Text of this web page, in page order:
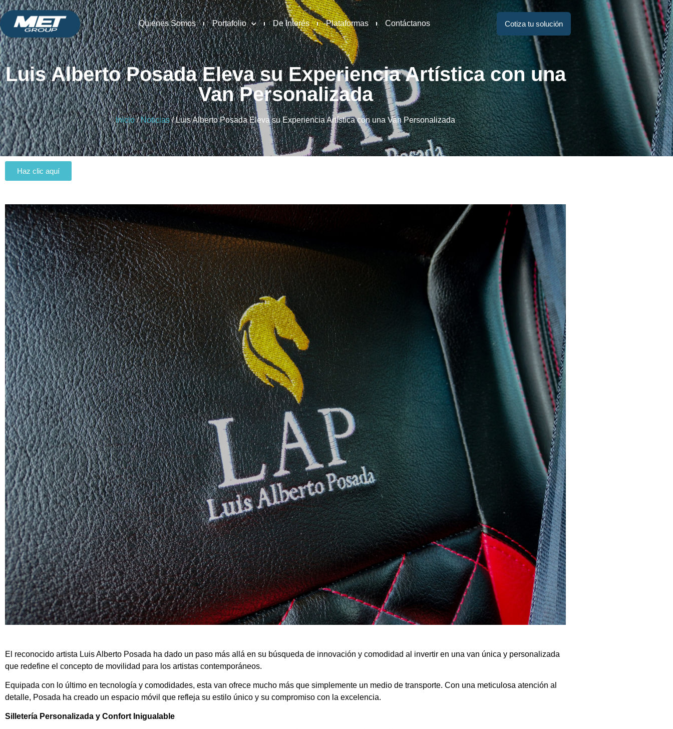
Quienes Somos Portafolio De Interés Plataformas Contáctanos Cotiza tu solución
Luis Alberto Posada Eleva su Experiencia Artística con una
Van Personalizada
Inicio/Noticias/ Luis Alberto Posada Eleva su Experiencia Artística con una Van Personalizada
Haz clic aquí
El reconocido artista Luis Alberto Posada ha dado un paso más allá en su búsqueda de innovación y comodidad al invertir en una van única y personalizada
que redefine el concepto de movilidad para los artistas contemporáneos.
Equipada con lo último en tecnología y comodidades, esta van ofrece mucho más que simplemente un medio de transporte. Con una meticulosa atención al
detalle, Posada ha creado un espacio móvil que refleja su estilo único y su compromiso con la excelencia.
Silletería Personalizada y Confort Inigualable